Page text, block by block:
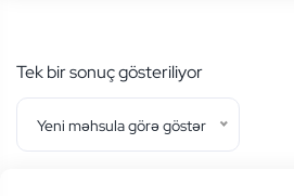
Tek bir sonuç gösteriliyor
Yeni məhsula görə göstər